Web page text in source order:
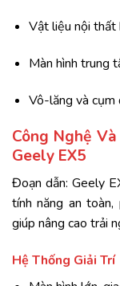
Vật liệu nội thất
Màn hình trung
Vô-lăng và cụm
Công Nghệ
Geely EX5
Đoạn dẫn: Geely
tính năng an
giúp nâng cao trải
Hệ Thống Giải Trí